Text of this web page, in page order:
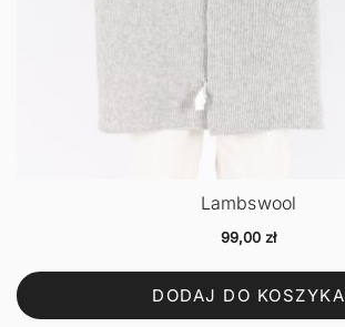
Lambswool
99,00 zł
DODAJ DO KOSZYKA